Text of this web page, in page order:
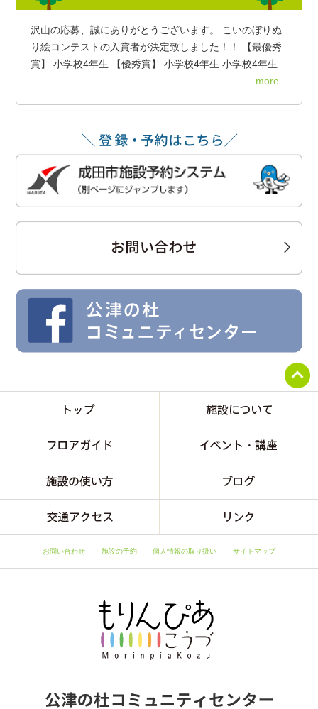
沢山の応募、誠にありがとうございます。 こいのぼりぬ
り絵コンテストの入賞者が決定致しました！！ 【最優秀
賞】 小学校4年生 【優秀賞】 小学校4年生 小学校4年生
more...
お問い合わせ 施設の予約 個人情報の取り扱い サイトマップ